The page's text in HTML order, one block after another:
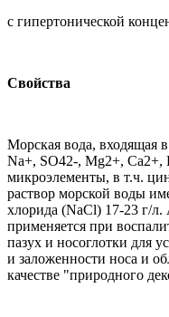
с гипертонической
Свойства
Морская вода, входящая
Na+, SO42-, Mg2+,
микроэлементы, в т.ч.
раствор морской воды
хлорида (NaCl) 17-23 г/
применяется при
пазух и носоглотки для
и заложенности носа и
качестве "природного